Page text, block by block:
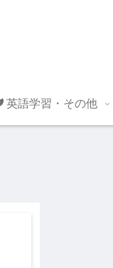
英語学習・その他